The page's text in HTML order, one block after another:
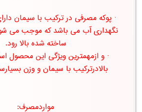
· پوکه مصرفی در ترکیب با سیمان
نگهداری آب می باشد که موجب می
ساخته شده بالا رود.
· و ازمهمترین ویژگی این محصول
بالادرترکیب با سیمان و وزن
مواردمصرف: